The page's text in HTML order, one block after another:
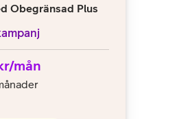
Obegränsad Plus
mån